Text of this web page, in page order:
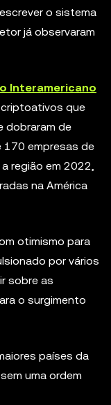
o sistema
já observaram
Interamericano
que
dobraram de
170 empresas de
região em 2022,
na América
otimismo para
por vários
sobre as
o surgimento
países da
uma ordem